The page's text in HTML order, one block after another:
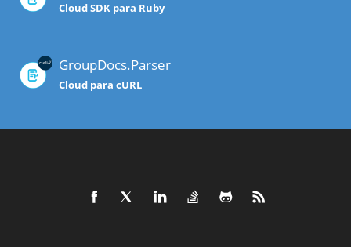
Cloud SDK para Ruby
GroupDocs.Parser
Cloud para cURL